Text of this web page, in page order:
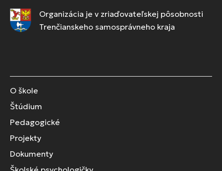
Organizácia je v zriaďovateľskej pôsobnosti
Trenčianskeho samosprávneho kraja
O škole
Štúdium
Pedagogické
Projekty
Dokumenty